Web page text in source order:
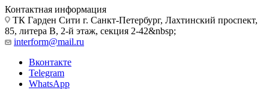
Контактная информация
ТК Гарден Сити г. Санкт-Петербург, Лахтинский проспект,
85, литера В, 2-й этаж, секция 2-42&nbsp;
interform@mail.ru
Вконтакте
Telegram
WhatsApp